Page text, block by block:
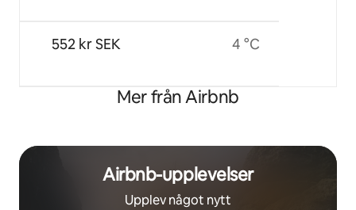
552 kr SEK 4 °C
Mer från Airbnb
Airbnb-upplevelser
Upplev något nytt